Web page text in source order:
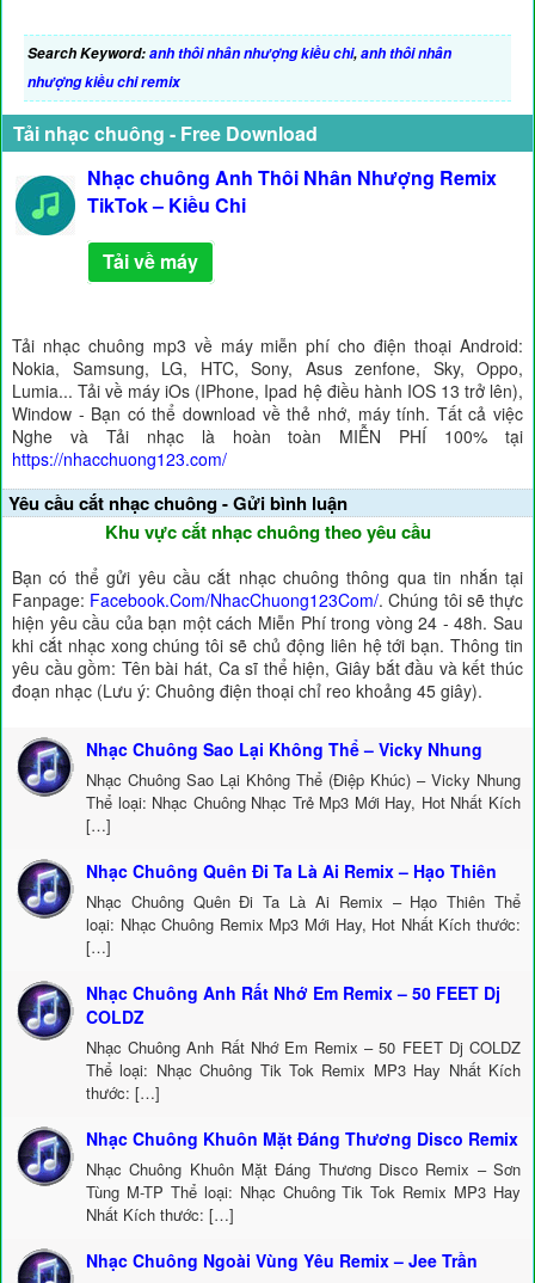
Search Keyword:anh thôi nhân nhượng kiều chi,anh thôi nhân
nhượng kiều chi remix
Tải nhạc chuông - Free Download
Nhạc chuông Anh Thôi Nhân Nhượng Remix
TikTok – Kiều Chi
Tải về máy
Tải nhạc chuông mp3 về máy miễn phí cho điện thoại Android:
Nokia, Samsung, LG, HTC, Sony, Asus zenfone, Sky, Oppo,
Lumia... Tải về máy iOs (IPhone, Ipad hệ điều hành IOS 13 trở lên),
Window - Bạn có thể download về thẻ nhớ, máy tính. Tất cả việc
Nghe và Tải nhạc là hoàn toàn MIỄN PHÍ 100% tại
https://nhacchuong123.com/
Yêu cầu cắt nhạc chuông - Gửi bình luận
Khu vực cắt nhạc chuông theo yêu cầu
Bạn có thể gửi yêu cầu cắt nhạc chuông thông qua tin nhắn tại
Fanpage: Facebook.Com/NhacChuong123Com/. Chúng tôi sẽ thực
hiện yêu cầu của bạn một cách Miễn Phí trong vòng 24 - 48h. Sau
khi cắt nhạc xong chúng tôi sẽ chủ động liên hệ tới bạn. Thông tin
yêu cầu gồm: Tên bài hát, Ca sĩ thể hiện, Giây bắt đầu và kết thúc
đoạn nhạc (Lưu ý: Chuông điện thoại chỉ reo khoảng 45 giây).
Nhạc Chuông Sao Lại Không Thể – Vicky Nhung
Nhạc Chuông Sao Lại Không Thể (Điệp Khúc) – Vicky Nhung
Thể loại: Nhạc Chuông Nhạc Trẻ Mp3 Mới Hay, Hot Nhất Kích
[…]
Nhạc Chuông Quên Đi Ta Là Ai Remix – Hạo Thiên
Nhạc Chuông Quên Đi Ta Là Ai Remix – Hạo Thiên Thể
loại: Nhạc Chuông Remix Mp3 Mới Hay, Hot Nhất Kích thước:
[…]
Nhạc Chuông Anh Rất Nhớ Em Remix – 50 FEET Dj
COLDZ
Nhạc Chuông Anh Rất Nhớ Em Remix – 50 FEET Dj COLDZ
Thể loại: Nhạc Chuông Tik Tok Remix MP3 Hay Nhất Kích
thước: […]
Nhạc Chuông Khuôn Mặt Đáng Thương Disco Remix
Nhạc Chuông Khuôn Mặt Đáng Thương Disco Remix – Sơn
Tùng M-TP Thể loại: Nhạc Chuông Tik Tok Remix MP3 Hay
Nhất Kích thước: […]
Nhạc Chuông Ngoài Vùng Yêu Remix – Jee Trần